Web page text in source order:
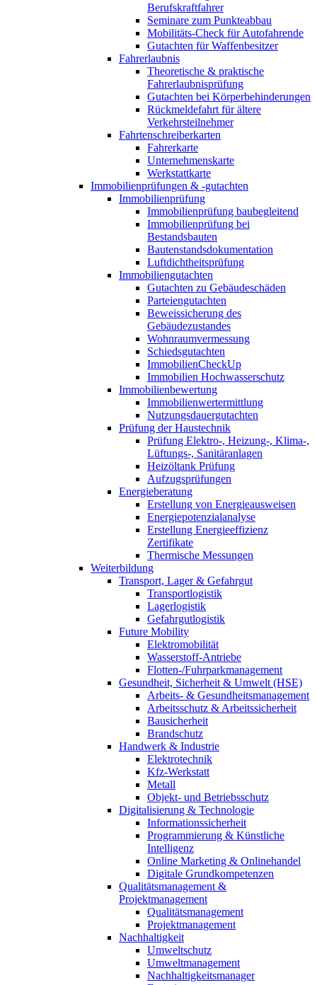
Berufskraftfahrer
Seminare zum Punkteabbau
Mobilitäts-Check für Autofahrende
Gutachten für Waffenbesitzer
Fahrerlaubnis
Theoretische & praktische
Fahrerlaubnisprüfung
Gutachten bei Körperbehinderungen
Rückmeldefahrt für ältere
Verkehrsteilnehmer
Fahrtenschreiberkarten
Fahrerkarte
Unternehmenskarte
Werkstattkarte
Immobilienprüfungen & -gutachten
Immobilienprüfung
Immobilienprüfung baubegleitend
Immobilienprüfung bei
Bestandsbauten
Bautenstandsdokumentation
Luftdichtheitsprüfung
Immobiliengutachten
Gutachten zu Gebäudeschäden
Parteiengutachten
Beweissicherung des
Gebäudezustandes
Wohnraumvermessung
Schiedsgutachten
ImmobilienCheckUp
Immobilien Hochwasserschutz
Immobilienbewertung
Immobilienwertermittlung
Nutzungsdauergutachten
Prüfung der Haustechnik
Prüfung Elektro-, Heizung-, Klima-,
Lüftungs-, Sanitäranlagen
Heizöltank Prüfung
Aufzugsprüfungen
Energieberatung
Erstellung von Energieausweisen
Energiepotenzialanalyse
Erstellung Energieeffizienz
Zertifikate
Thermische Messungen
Weiterbildung
Transport, Lager & Gefahrgut
Transportlogistik
Lagerlogistik
Gefahrgutlogistik
Future Mobility
Elektromobilität
Wasserstoff-Antriebe
Flotten-/Fuhrparkmanagement
Gesundheit, Sicherheit & Umwelt (HSE)
Arbeits- & Gesundheitsmanagement
Arbeitsschutz & Arbeitssicherheit
Bausicherheit
Brandschutz
Handwerk & Industrie
Elektrotechnik
Kfz-Werkstatt
Metall
Objekt- und Betriebsschutz
Digitalisierung & Technologie
Informationssicherheit
Programmierung & Künstliche
Intelligenz
Online Marketing & Onlinehandel
Digitale Grundkompetenzen
Qualitätsmanagement &
Projektmanagement
Qualitätsmanagement
Projektmanagement
Nachhaltigkeit
Umweltschutz
Umweltmanagement
Nachhaltigkeitsmanager